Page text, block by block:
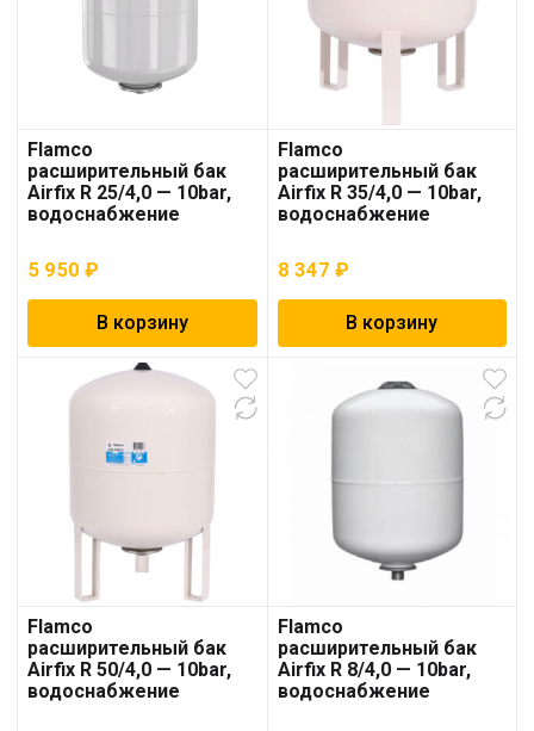
Flamco
расширительный бак
Airfix R 25/4,0 — 10bar,
водоснабжение
5 950 ₽
В корзину
Flamco
расширительный бак
Airfix R 35/4,0 — 10bar,
водоснабжение
8 347 ₽
В корзину
Flamco
расширительный бак
Airfix R 50/4,0 — 10bar,
водоснабжение
Flamco
расширительный бак
Airfix R 8/4,0 — 10bar,
водоснабжение